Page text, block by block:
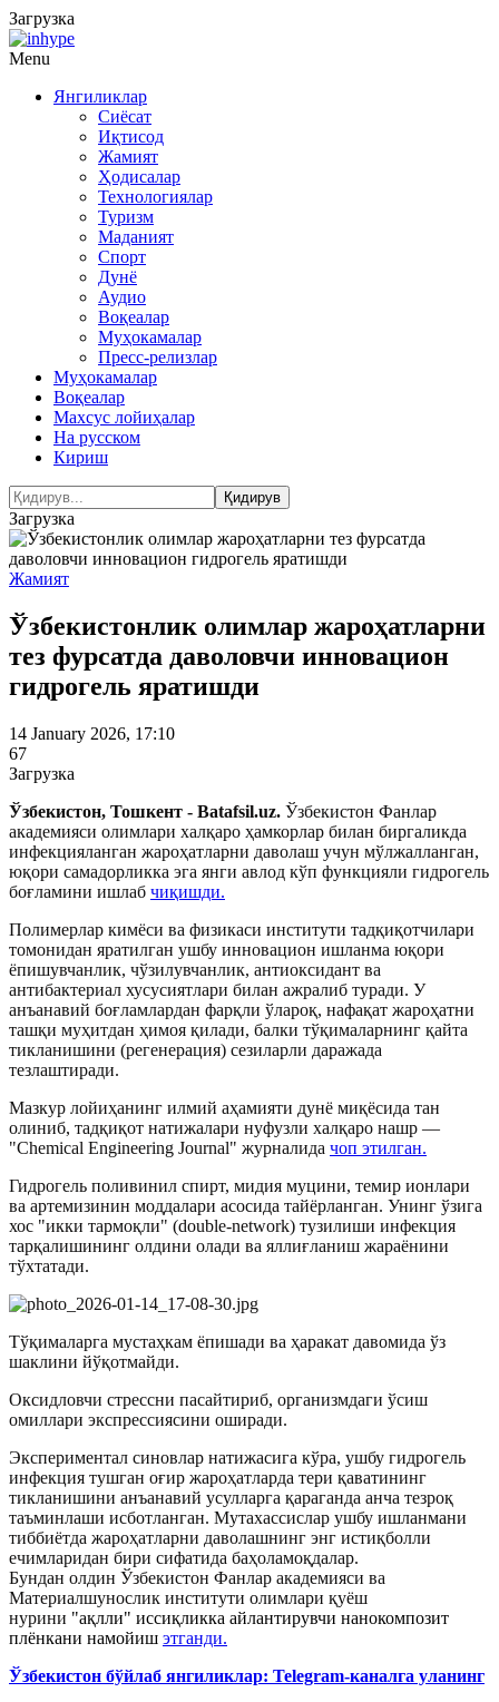
Загрузка
Menu
Янгиликлар
Сиёсат
Иқтисод
Жамият
Ҳодисалар
Технологиялар
Туризм
Маданият
Спорт
Дунё
Аудио
Воқеалар
Муҳокамалар
Пресс-релизлар
Муҳокамалар
Воқеалар
Махсус лойиҳалар
На русском
Кириш
Загрузка
Жамият
Ўзбекистонлик олимлар жароҳатларни
тез фурсатда даволовчи инновацион
гидрогель яратишди
14 January 2026, 17:10
67
Загрузка
Ўзбекистон, Тошкент - Batafsil.uz. Ўзбекистон Фанлар
академияси олимлари халқаро ҳамкорлар билан биргаликда
инфекцияланган жароҳатларни даволаш учун мўлжалланган,
юқори самадорликка эга янги авлод кўп функцияли гидрогель
боғламини ишлаб чиқишди.
Полимерлар кимёси ва физикаси институти тадқиқотчилари
томонидан яратилган ушбу инновацион ишланма юқори
ёпишувчанлик, чўзилувчанлик, антиоксидант ва
антибактериал хусусиятлари билан ажралиб туради. У
анъанавий боғламлардан фарқли ўлароқ, нафақат жароҳатни
ташқи муҳитдан ҳимоя қилади, балки тўқималарнинг қайта
тикланишини (регенерация) сезиларли даражада
тезлаштиради.
Мазкур лойиҳанинг илмий аҳамияти дунё миқёсида тан
олиниб, тадқиқот натижалари нуфузли халқаро нашр —
"Chemical Engineering Journal" журналида чоп этилган.
Гидрoгель поливинил спирт, мидия муцини, темир ионлари
ва артемизинин моддалари асосида тайёрланган. Унинг ўзига
хос "икки тармоқли" (double-network) тузилиши инфекция
тарқалишининг олдини олади ва яллиғланиш жараёнини
тўхтатади.
Тўқималарга мустаҳкам ёпишади ва ҳаракат давомида ўз
шаклини йўқотмайди.
Оксидловчи стрессни пасайтириб, организмдаги ўсиш
омиллари экспрессиясини оширади.
Экспериментал синовлар натижасига кўра, ушбу гидрогель
инфекция тушган оғир жароҳатларда тери қаватининг
тикланишини анъанавий усулларга қараганда анча тезроқ
таъминлаши исботланган. Мутахассислар ушбу ишланмани
тиббиётда жароҳатларни даволашнинг энг истиқболли
ечимларидан бири сифатида баҳоламоқдалар.
Бундан олдин Ўзбекистон Фанлар академияси ва
Материалшунослик институти олимлари қуёш
нурини "ақлли" иссиқликка айлантирувчи нанокомпозит
плёнкани намойиш этганди.
Ўзбекистон бўйлаб янгиликлар: Telegram-каналга уланинг